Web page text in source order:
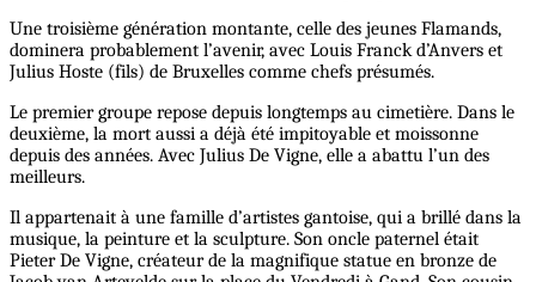
Une troisième génération montante, celle des jeunes Flamands,
dominera probablement l’avenir, avec Louis Franck d’Anvers et
Julius Hoste (fils) de Bruxelles comme chefs présumés.
Le premier groupe repose depuis longtemps au cimetière. Dans le
deuxième, la mort aussi a déjà été impitoyable et moissonne
depuis des années. Avec Julius De Vigne, elle a abattu l’un des
meilleurs.
Il appartenait à une famille d’artistes gantoise, qui a brillé dans la
musique, la peinture et la sculpture. Son oncle paternel était
Pieter De Vigne, créateur de la magnifique statue en bronze de